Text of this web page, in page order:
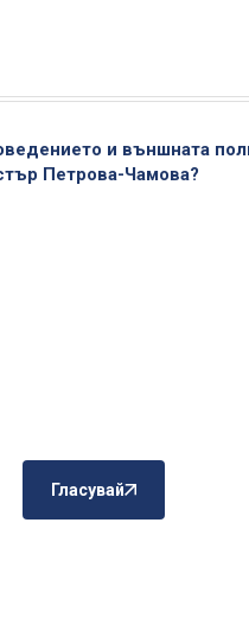
и външната
Петрова-Чамова?
Гласувай